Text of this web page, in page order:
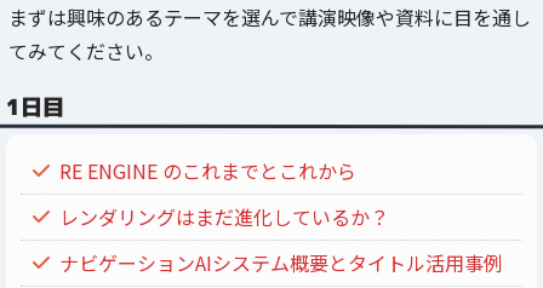
まずは興味のあるテーマを選んで講演映像や資料に目を通し
てみてください。
1日目
RE ENGINE のこれまでとこれから
レンダリングはまだ進化しているか？
ナビゲーションAIシステム概要とタイトル活用事例